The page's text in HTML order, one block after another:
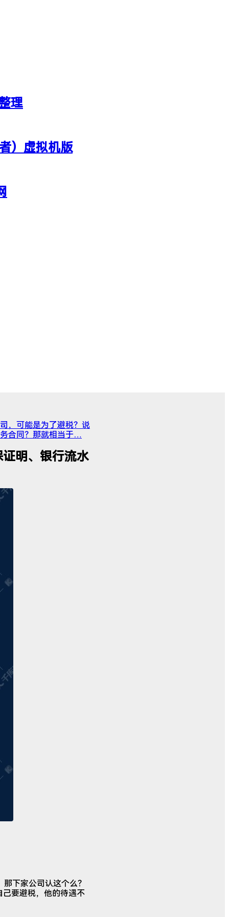
理
）虚拟机版
，可能是为了避税？说
合同？那就相当于…
明、银行流水
下家公司认这个么？
要避税，他的待遇不